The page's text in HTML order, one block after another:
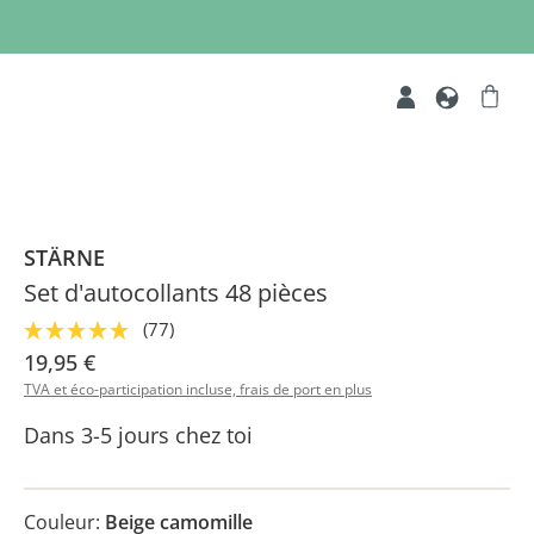
STÄRNE
Set d'autocollants 48 pièces
(77)
19,95 €
TVA et éco-participation incluse, frais de port en plus
Dans 3-5 jours chez toi
Couleur: Beige camomille